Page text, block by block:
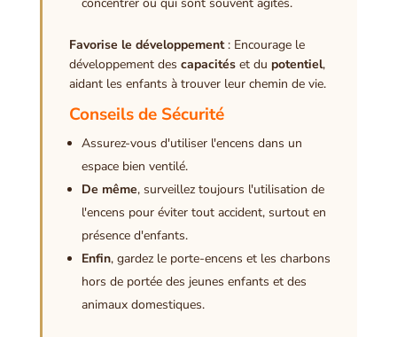
concentrer ou qui sont souvent agités.
Favorise le développement: Encourage le
développement des capacitéset du potentiel,
aidant les enfants à trouver leur chemin de vie.
Conseils de Sécurité
Assurez-vous d'utiliser l'encens dans un
espace bien ventilé.
De même, surveillez toujours l'utilisation de
l'encens pour éviter tout accident, surtout en
présence d'enfants.
Enfin, gardez le porte-encens et les charbons
hors de portée des jeunes enfants et des
animaux domestiques.